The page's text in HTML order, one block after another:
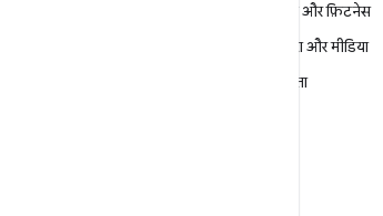
सेहत और फ़िटनेस
कैमरा और मीडिया
निजता